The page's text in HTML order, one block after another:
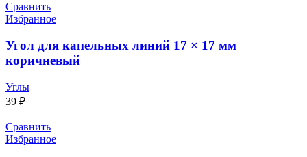
Сравнить
Избранное
Угол для капельных линий 17 × 17 мм
коричневый
Углы
39 ₽
Сравнить
Избранное